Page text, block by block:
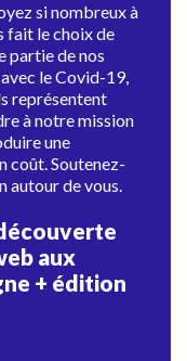
si nombreux à
fait le choix de
partie de nos
le Covid-19,
représentent
à notre mission
une
coût. Soutenez-
autour de vous.
aux
+ édition